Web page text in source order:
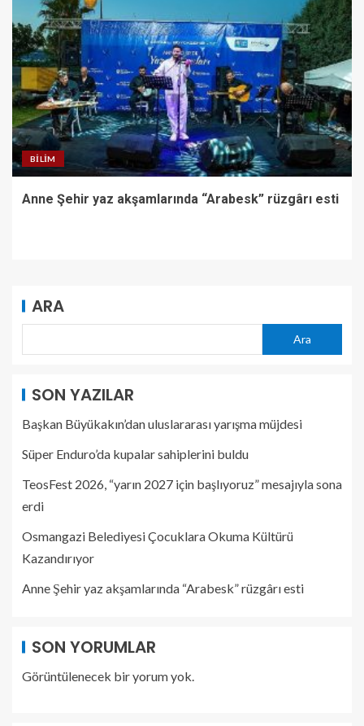
BILIM
Anne Şehir yaz akşamlarında “Arabesk” rüzgârı esti
ARA
Ara
SON YAZILAR
Başkan Büyükakın’dan uluslararası yarışma müjdesi
Süper Enduro’da kupalar sahiplerini buldu
TeosFest 2026, “yarın 2027 için başlıyoruz” mesajıyla sona
erdi
Osmangazi Belediyesi Çocuklara Okuma Kültürü
Kazandırıyor
Anne Şehir yaz akşamlarında “Arabesk” rüzgârı esti
SON YORUMLAR
Görüntülenecek bir yorum yok.